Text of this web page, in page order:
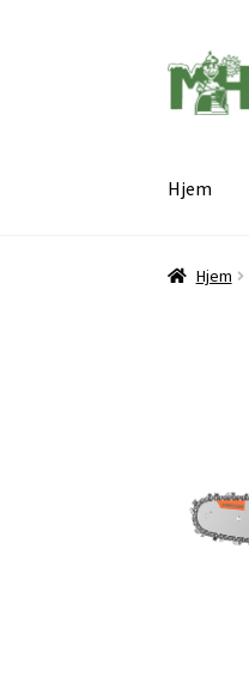
Hopp
til
navigasjon
Hopp
til
innhold
Hjem
Hjem